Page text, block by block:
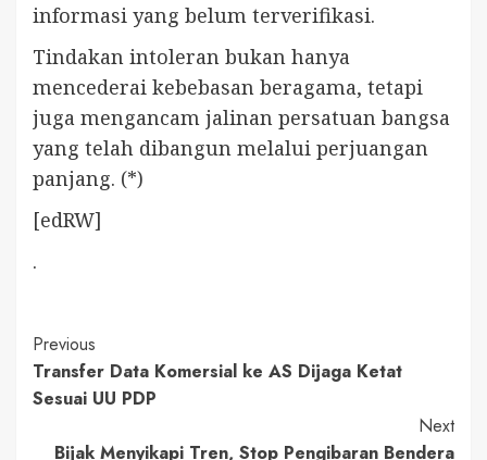
informasi yang belum terverifikasi.
Tindakan intoleran bukan hanya
mencederai kebebasan beragama, tetapi
juga mengancam jalinan persatuan bangsa
yang telah dibangun melalui perjuangan
panjang. (*)
[edRW]
.
Continue
Reading
Previous
Transfer Data Komersial ke AS Dijaga Ketat
Sesuai UU PDP
Next
Bijak Menyikapi Tren, Stop Pengibaran Bendera